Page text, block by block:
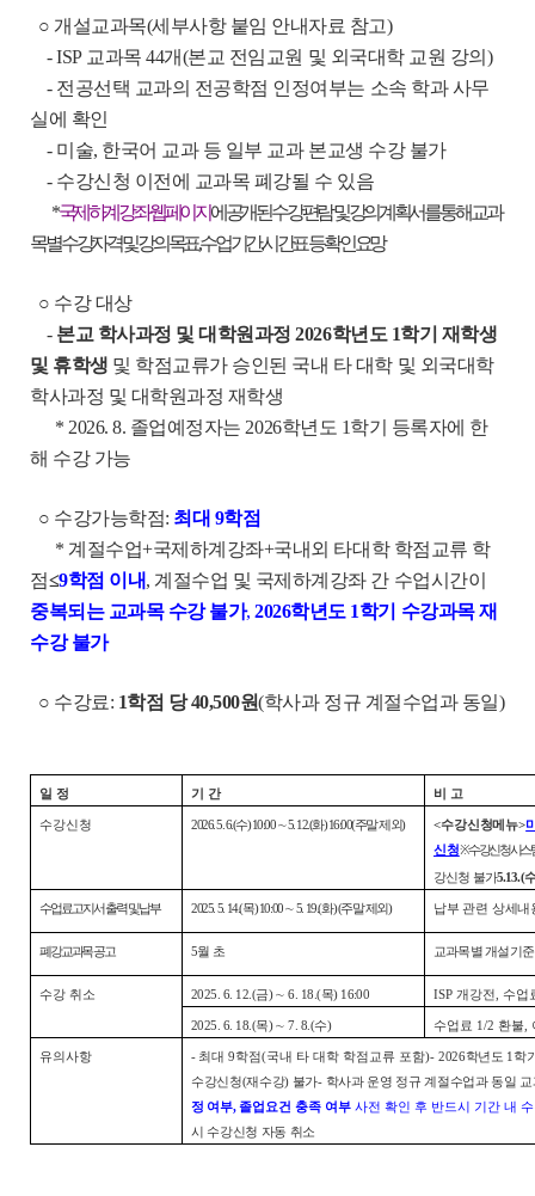
○ 개설교과목(세부사항 붙임 안내자료 참고)
- ISP 교과목 44개(본교 전임교원 및 외국대학 교원 강의)
- 전공선택 교과의 전공학점 인정여부는 소속 학과 사무
실에 확인
- 미술, 한국어 교과 등 일부 교과 본교생 수강 불가
- 수강신청 이전에 교과목 폐강될 수 있음
*국제하계강좌 웹페이지 에 공개된 수강편람 및 강의계획서를 통해 교과
목별 수강자격 및 강의목표, 수업기간, 시간표 등 확인 요망
○ 수강 대상
- 본교 학사과정 및 대학원과정 2026학년도 1학기 재학생
및 휴학생 및 학점교류가 승인된 국내 타 대학 및 외국대학
학사과정 및 대학원과정 재학생
* 2026. 8. 졸업예정자는 2026학년도 1학기 등록자에 한
해 수강 가능
○ 수강가능학점: 최대 9학점
* 계절수업+국제하계강좌+국내외 타대학 학점교류 학
점≤9학점 이내, 계절수업 및 국제하계강좌 간 수업시간이
중복되는 교과목 수강 불가,2026학년도 1학기 수강과목 재
수강 불가
○ 수강료: 1학점 당 40,500원(학사과 정규 계절수업과 동일)
일 정 기 간 비 고
수강신청 2026. 5. 6.(수) 10:00 ∼ 5. 12.(화) 16:00(주말 제외) <수강신청메뉴>
신청※ 수강신청시스
강신청 불가5.13.(
수업료 고지서 출력 및 납부 2025. 5. 14.(목) 10:00 ∼ 5. 19.(화)(주말 제외) 납부 관련 상세내
폐강교과목 공고 5월 초 교과목 별 개설 기
수강 취소 2025. 6. 12.(금) ∼ 6. 18.(목) 16:00 ISP 개강전, 수업
2025. 6. 18.(목) ∼ 7. 8.(수) 수업료 1/2 환불,
유의사항 - 최대 9학점(국내 타 대학 학점교류 포함)- 2026학년도 1학
수강신청(재수강) 불가- 학사과 운영 정규 계절수업과 동일
정 여부,졸업요건 충족 여부 사전 확인 후 반드시 기간 내
시 수강신청 자동 취소